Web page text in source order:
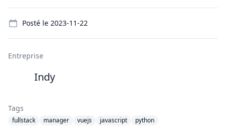
Posté le 2023-11-22
Entreprise
Indy
Tags
fullstack manager vuejs javascript python